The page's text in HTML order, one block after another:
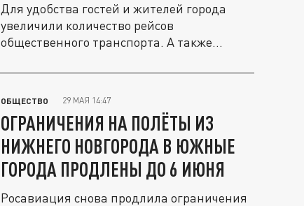
Для удобства гостей и жителей города
увеличили количество рейсов
общественного транспорта. А также
ОБЩЕСТВО 29 МАЯ 14:47
ОГРАНИЧЕНИЯ НА ПОЛЁТЫ ИЗ
НИЖНЕГО НОВГОРОДА В ЮЖНЫЕ
ГОРОДА ПРОДЛЕНЫ ДО 6 ИЮНЯ
Росавиация снова продлила ограничения